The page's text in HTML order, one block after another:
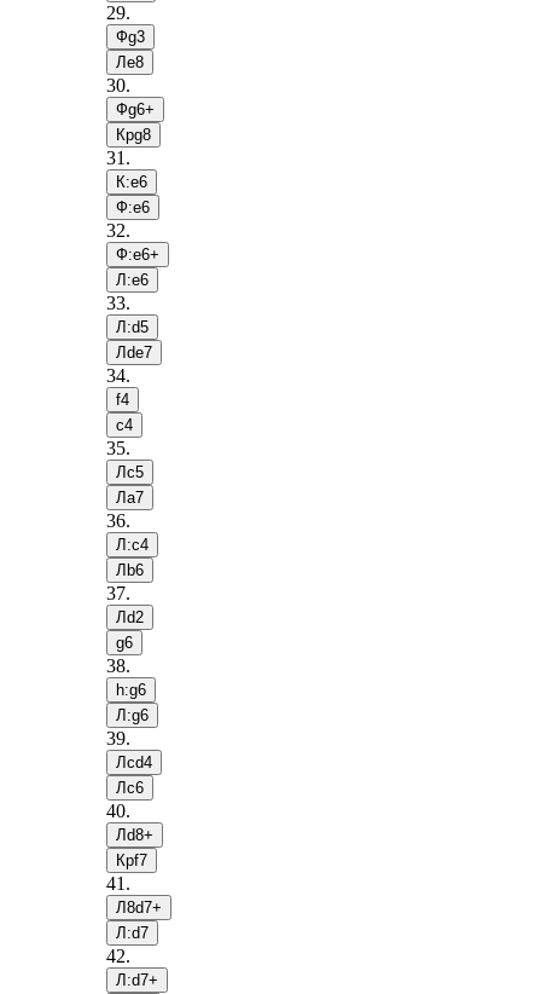
29.
Фg3
Лe8
30.
Фg6+
Крg8
31 .
К:e6
Ф:e6
32.
Ф:e6+
Л:e6
33.
Л:d5
Лde7
34.
f4
c4
35.
Лc5
Лa7
36.
Л:c4
Лb6
37.
Лd2
g6
38.
h:g6
Л:g6
39.
Лcd4
Лc6
40.
Лd8+
Крf7
41 .
Л8d7+
Л:d7
42.
Л:d7+